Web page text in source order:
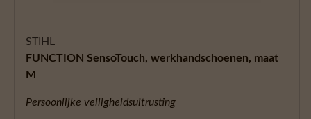
STIHL
FUNCTION SensoTouch, werkhandschoenen, maat
M
Persoonlijke veiligheidsuitrusting